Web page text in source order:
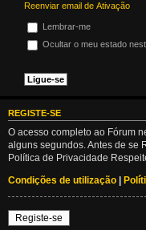
Reenviar email de Ativação
Lembrar-me
Ocultar o meu estado
REGISTE-SE
O acesso completo ao Fórum
alguns segundos. Antes de se
Política de Privacidade
Condições de utilização |
Registe-se